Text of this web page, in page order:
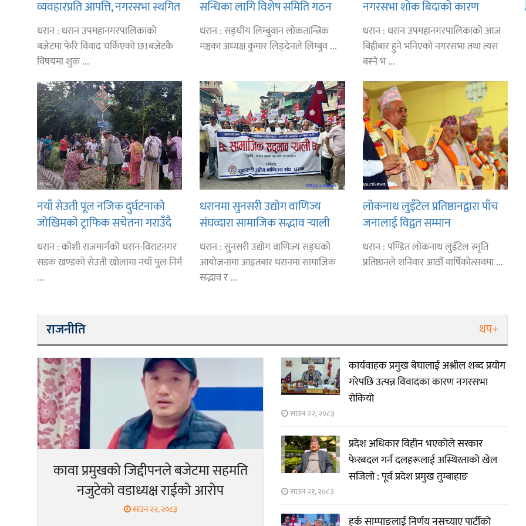
व्यवहारप्रति आपत्ति, नगरसभा स्थगित
भएकोमा क्षमायाचना
धरान : धरान उपमहानगरपालिकाको
बजेटमा फेरि विवाद चर्किएको छ।बजेटकै
विषयमा शुक ...
सन्धिका लागि विशेष समिति गठन
गर्न प्रधानमन्त्रीसँग आग्रह : कुमार
लिङ्देन
धरान : सङ्घीय लिम्बुवान लोकतान्त्रिक
मञ्चका अध्यक्ष कुमार लिङ्देनले लिम्बुव ...
नगरसभा शोक बिदाको कारण
स्थगित
धरान : धरान उपमहानगरपालिकाको आज
बिहीबार हुने भनिएको नगरसभा तथा त्यस
बस्ने भ ...
नयाँ सेउती पूल नजिक दुर्घटनाको
जोखिमको ट्राफिक सचेतना गराउँदै
सिलाम साक्मा
धरान : कोशी राजमार्गको धरान-विराटनगर
सडक खण्डको सेउती खोलामा नयाँ पुल निर्म
...
धरानमा सुनसरी उद्योग वाणिज्य
संघव्दारा सामाजिक सद्भाव र्‍याली
धरान : सुनसरी उद्योग वाणिज्य सङ्घको
आयोजनामा आइतबार धरानमा सामाजिक
सद्भाव र ...
लोकनाथ लुइँटेल प्रतिष्ठानद्वारा पाँच
जनालाई विद्वत सम्मान
धरान : पण्डित लोकनाथ लुइँटेल स्मृति
प्रतिष्ठानले शनिवार आठौँ वार्षिकोत्सवमा ...
राजनीति थप+
कावा प्रमुखको जिद्दीपनले बजेटमा सहमति
नजुटेको वडाध्यक्ष राईको आरोप
साउन २२, २०८३
कार्यवाहक प्रमुख बेघालाई अश्लील शब्द प्रयोग
गरेपछि उत्पन्न विवादका कारण नगरसभा
रोकियो
साउन २२, २०८३
प्रदेश अधिकार विहीन भएकोले सरकार
फेरबदल गर्न दलहरूलाई अस्थिरताको खेल
सजिलो : पूर्व प्रदेश प्रमुख तुम्बाहाङ
साउन २१, २०८३
हर्क साम्पाङलाई निर्णय नसच्याए पार्टीको